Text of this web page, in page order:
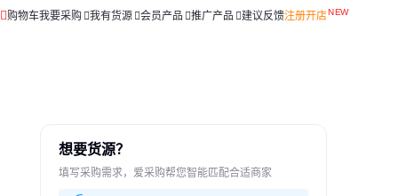
购物车我要采购 我有货源 会员产品 推广产品 建议反馈注册开店
想要货源？
填写采购需求，爱采购帮您智能匹配合适商家